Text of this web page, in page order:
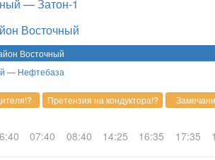
— Затон-1
Восточный
Восточный
— Нефтебаза
07:40 08:40 14:25 16:35 17:35